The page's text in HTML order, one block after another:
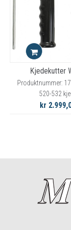
Kjedekutter
Produktnummer:
520-532
kr